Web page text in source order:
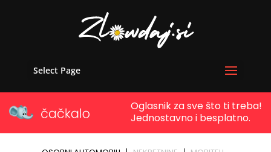
Select Page